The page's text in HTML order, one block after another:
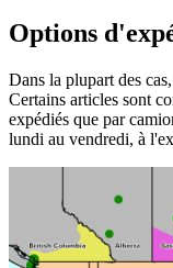
Options
Dans la plupart des
Certains articles sont
expédiés que par
lundi au vendredi, à